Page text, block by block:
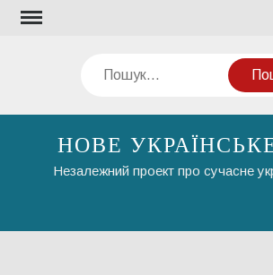
Перейти
Пошук
НОВЕ
Незалежний проект про сучасне